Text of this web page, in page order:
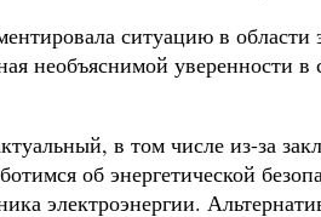
ситуацию в
необъяснимой уверенности
в том числе из-за
об энергетической
электроэнергии.